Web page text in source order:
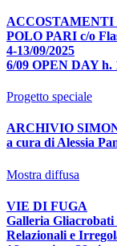
ACCOSTAMENTI
POLO PARI c/o
4-13/09/2025
6/09 OPEN DAY h.
Progetto speciale
ARCHIVIO
a cura di Alessia
Mostra diffusa
VIE DI FUGA
Galleria
Relazionali e